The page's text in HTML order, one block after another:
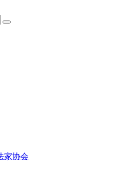
家协会